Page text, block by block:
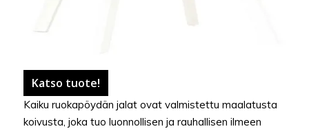
Katso tuote!
Kaiku ruokapöydän jalat ovat valmistettu maalatusta
koivusta, joka tuo luonnollisen ja rauhallisen ilmeen